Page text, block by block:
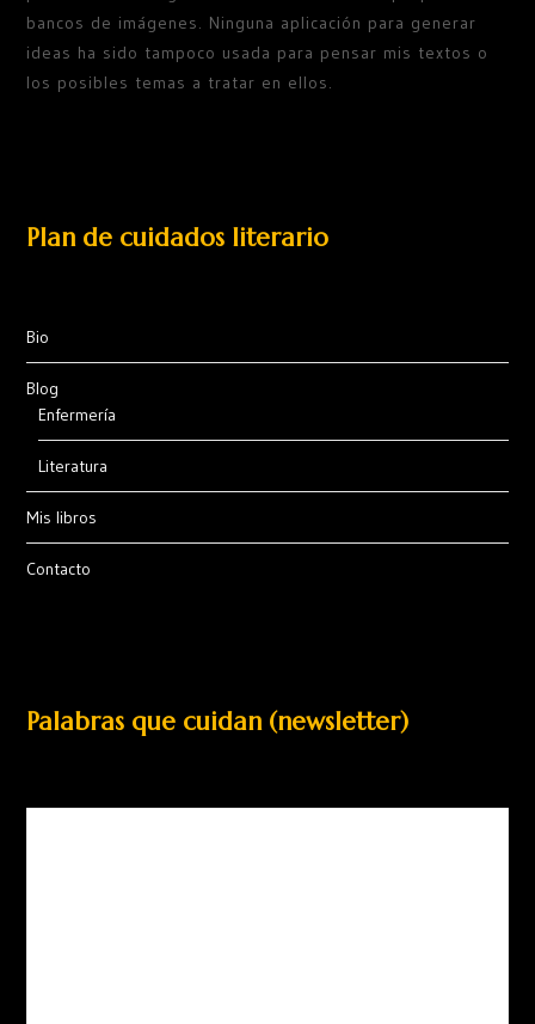
bancos de imágenes. Ninguna aplicación para generar
ideas ha sido tampoco usada para pensar mis textos o
los posibles temas a tratar en ellos.
Plan de cuidados literario
Bio
Blog
Enfermería
Literatura
Mis libros
Contacto
Palabras que cuidan (newsletter)